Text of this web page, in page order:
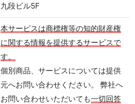
九段ビル5F
本サービスは商標権等の知的財産権
に関する情報を提供するサービスで
す。
個別商品、サービスについては提供
元へお問い合わせください。 弊社へ
お問い合わせいただいても一切回答